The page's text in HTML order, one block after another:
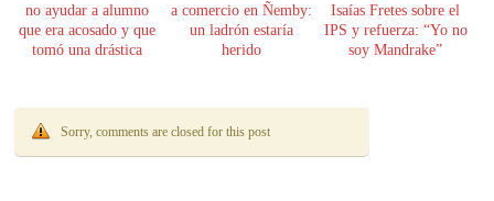
no ayudar a alumno
que era acosado y que
tomó una drástica
a comercio en Ñemby:
un ladrón estaría
herido
Isaías Fretes sobre el
IPS y refuerza: “Yo no
soy Mandrake”
Sorry, comments are closed for this post